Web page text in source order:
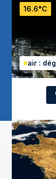
16.6°C
air :